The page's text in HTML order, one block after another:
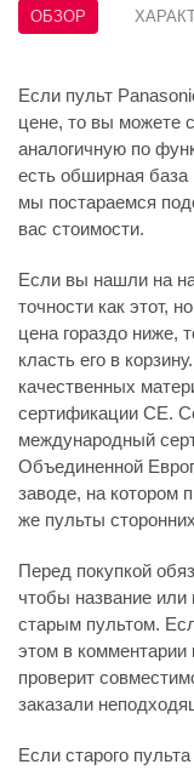
ОБЗОР
Если пульт
цене, то вы можете
аналогичную по
есть обширная база
мы постараемся
вас стоимости.
Если вы нашли на
точности как этот,
цена гораздо ниже,
класть его в
качественных
сертификации CE.
международный
Объединенной
заводе, на котором
же пульты
Перед покупкой
чтобы название
старым пультом.
этом в комментарии
проверит
заказали
Если старого